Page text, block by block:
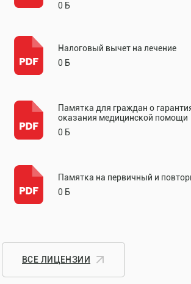
0 Б
Налоговый вычет на лечение
0 Б
Памятка для граждан о
оказания медицинской помощи
0 Б
Памятка на первичный и
0 Б
ВСЕ ЛИЦЕНЗИИ